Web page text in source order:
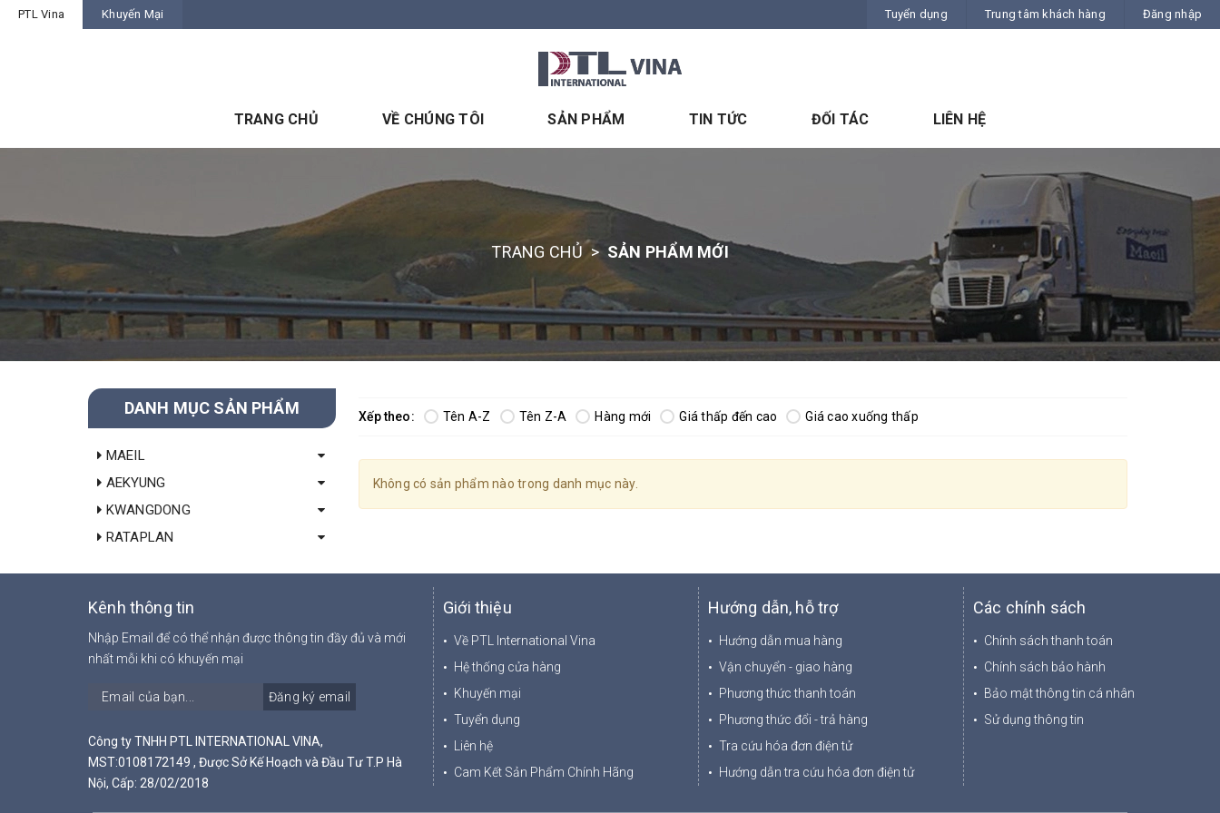
PTL Vina Khuyến Mại Tuyển dụng Trung tâm khách hàng Đăng nhập
TRANG CHỦ VỀ CHÚNG TÔI SẢN PHẨM TIN TỨC ĐỐI TÁC LIÊN HỆ
TRANG CHỦ > SẢN PHẨM MỚI
Xếp theo: Tên A-Z Tên Z-A Hàng mới Giá thấp đến cao Giá cao xuống thấp
Không có sản phẩm nào trong danh mục này.
DANH MỤC SẢN PHẨM
MAEIL
AEKYUNG
KWANGDONG
RATAPLAN
Kênh thông tin
Nhập Email để có thể nhận được thông tin đầy đủ và mới
nhất mỗi khi có khuyến mại
Đăng ký email
Công ty TNHH PTL INTERNATIONAL VINA,
MST:0108172149 , Được Sở Kế Hoạch và Đầu Tư T.P Hà
Nội, Cấp: 28/02/2018
Giới thiệu
Về PTL International Vina
Hệ thống cửa hàng
Khuyến mại
Tuyển dụng
Liên hệ
Cam Kết Sản Phẩm Chính Hãng
Hướng dẫn, hỗ trợ
Hướng dẫn mua hàng
Vận chuyển - giao hàng
Phương thức thanh toán
Phương thức đổi - trả hàng
Tra cứu hóa đơn điện tử
Hướng dẫn tra cứu hóa đơn điện tử
Các chính sách
Chính sách thanh toán
Chính sách bảo hành
Bảo mật thông tin cá nhân
Sử dụng thông tin